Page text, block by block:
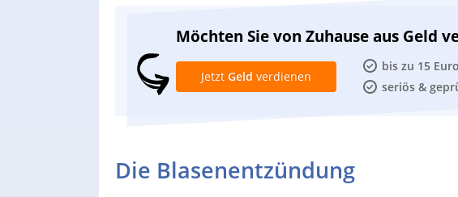
Möchten Sie von Zuhause aus Geld
bis zu 15
seriös &
Jetzt Geld verdienen
Die Blasenentzündung